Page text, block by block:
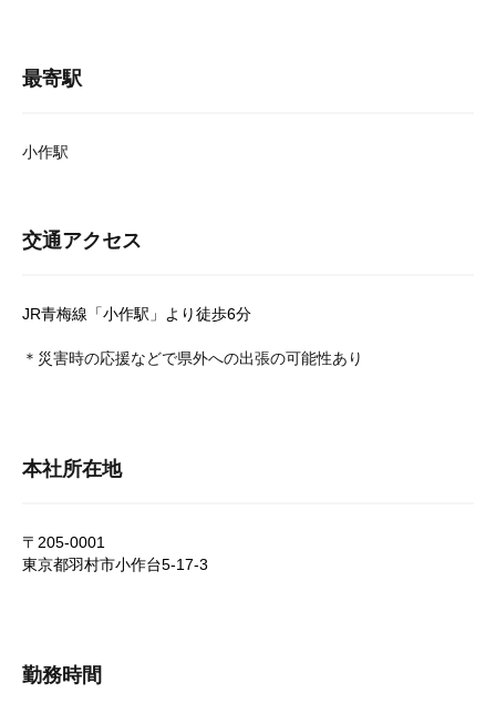
最寄駅
小作駅
交通アクセス
JR青梅線「小作駅」より徒歩6分
＊災害時の応援などで県外への出張の可能性あり
本社所在地
〒205-0001
東京都羽村市小作台5-17-3
勤務時間